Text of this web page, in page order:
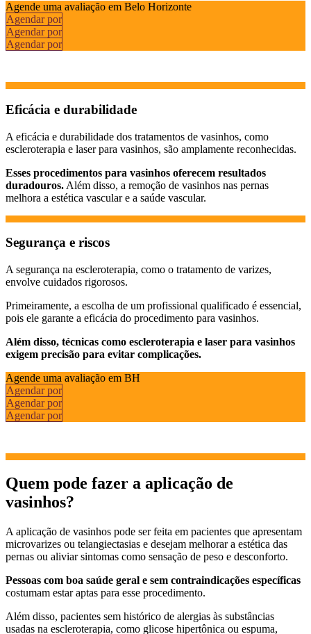
Agende uma avaliação em Belo Horizonte
Agendar por
Agendar por
Agendar por
Eficácia e durabilidade
A eficácia e durabilidade dos tratamentos de vasinhos, como
escleroterapia e laser para vasinhos, são amplamente reconhecidas.
Esses procedimentos para vasinhos oferecem resultados
duradouros. Além disso, a remoção de vasinhos nas pernas
melhora a estética vascular e a saúde vascular.
Segurança e riscos
A segurança na escleroterapia, como o tratamento de varizes,
envolve cuidados rigorosos.
Primeiramente, a escolha de um profissional qualificado é essencial,
pois ele garante a eficácia do procedimento para vasinhos.
Além disso, técnicas como escleroterapia e laser para vasinhos
exigem precisão para evitar complicações.
Agende uma avaliação em BH
Agendar por
Agendar por
Agendar por
Quem pode fazer a aplicação de
vasinhos?
A aplicação de vasinhos pode ser feita em pacientes que apresentam
microvarizes ou telangiectasias e desejam melhorar a estética das
pernas ou aliviar sintomas como sensação de peso e desconforto.
Pessoas com boa saúde geral e sem contraindicações específicas
costumam estar aptas para esse procedimento.
Além disso, pacientes sem histórico de alergias às substâncias
usadas na escleroterapia, como glicose hipertônica ou espuma,